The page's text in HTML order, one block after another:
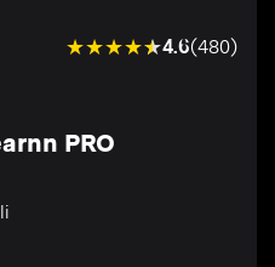
4.6(480)
PRO